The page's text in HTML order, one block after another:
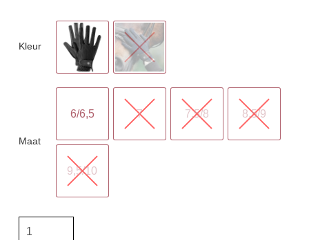
Kleur
Maat
6/6,5 7 7,5/8 8,5/9
9,5/10